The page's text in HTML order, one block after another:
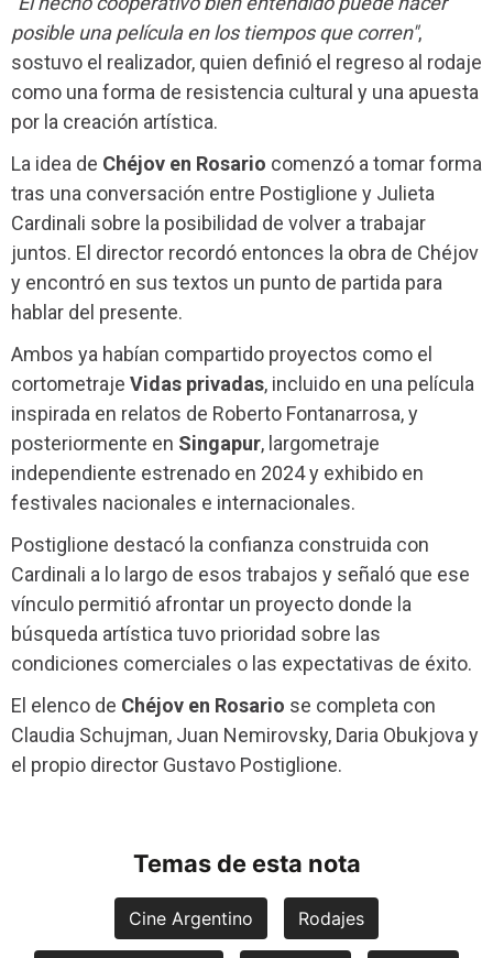
posible una película en los tiempos que corren",
sostuvo el realizador, quien definió el regreso al rodaje
como una forma de resistencia cultural y una apuesta
por la creación artística.
La idea de Chéjov en Rosario comenzó a tomar forma
tras una conversación entre Postiglione y Julieta
Cardinali sobre la posibilidad de volver a trabajar
juntos. El director recordó entonces la obra de Chéjov
y encontró en sus textos un punto de partida para
hablar del presente.
Ambos ya habían compartido proyectos como el
cortometraje Vidas privadas, incluido en una película
inspirada en relatos de Roberto Fontanarrosa, y
posteriormente en Singapur, largometraje
independiente estrenado en 2024 y exhibido en
festivales nacionales e internacionales.
Postiglione destacó la confianza construida con
Cardinali a lo largo de esos trabajos y señaló que ese
vínculo permitió afrontar un proyecto donde la
búsqueda artística tuvo prioridad sobre las
condiciones comerciales o las expectativas de éxito.
El elenco de Chéjov en Rosario se completa con
Claudia Schujman, Juan Nemirovsky, Daria Obukjova y
el propio director Gustavo Postiglione.
Temas de esta nota
Cine Argentino Rodajes